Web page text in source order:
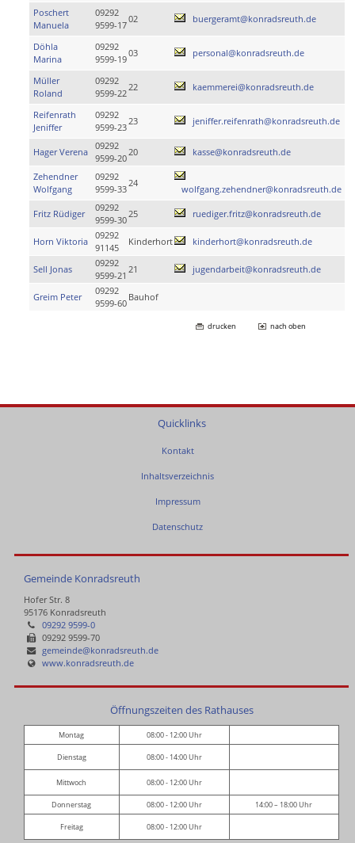
Poschert
Manuela
09292
9599-17
02 buergeramt@konradsreuth.de
Döhla
Marina
09292
9599-19
03 personal@konradsreuth.de
Müller
Roland
09292
9599-22
22 kaemmerei@konradsreuth.de
Reifenrath
Jeniffer
09292
9599-23
23 jeniffer.reifenrath@konradsreuth.de
Hager Verena
09292
9599-20
20 kasse@konradsreuth.de
Zehendner
Wolfgang
09292
9599-33
24
wolfgang.zehendner@konradsreuth.de
Fritz Rüdiger
09292
9599-30
25 ruediger.fritz@konradsreuth.de
Horn Viktoria
09292
91145
Kinderhort kinderhort@konradsreuth.de
Sell Jonas
09292
9599-21
21 jugendarbeit@konradsreuth.de
Greim Peter
09292
9599-60
Bauhof
drucken nach oben
Quicklinks
Kontakt
Inhaltsverzeichnis
Impressum
Datenschutz
Gemeinde Konradsreuth
Hofer Str. 8
95176 Konradsreuth
09292 9599-0
09292 9599-70
gemeinde@konradsreuth.de
www.konradsreuth.de
Öffnungszeiten des Rathauses
Montag 08:00 - 12:00 Uhr
Dienstag 08:00 - 14:00 Uhr
Mittwoch 08:00 - 12:00 Uhr
Donnerstag 08:00 - 12:00 Uhr 14:00 – 18:00 Uhr
Freitag 08:00 - 12:00 Uhr